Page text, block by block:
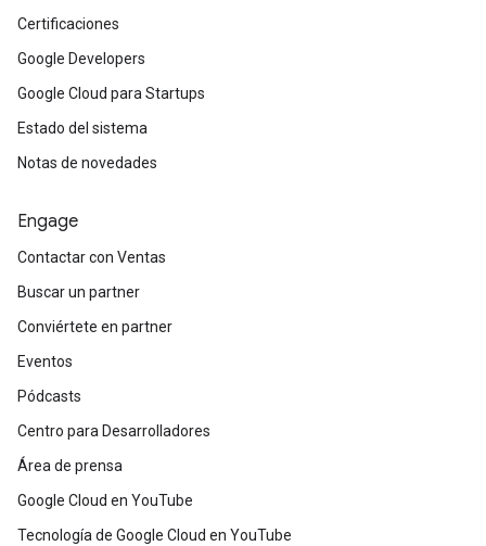
Certificaciones
Google Developers
Google Cloud para Startups
Estado del sistema
Notas de novedades
Engage
Contactar con Ventas
Buscar un partner
Conviértete en partner
Eventos
Pódcasts
Centro para Desarrolladores
Área de prensa
Google Cloud en YouTube
Tecnología de Google Cloud en YouTube